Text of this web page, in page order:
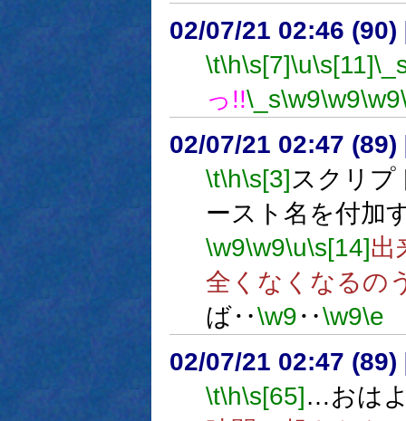
02/07/21 02:46 (90)
\t\h\s[7]\u\s[11]
っ!!\_s\w9\w9\w9
02/07/21 02:47 (89)
\t\h\s[3]スクリプ
ースト名を付加
\w9\w9\u\s[14]出
全くなくなるの
ば‥\w9‥\w9\e
02/07/21 02:47 (89)
\t\h\s[65] …おは